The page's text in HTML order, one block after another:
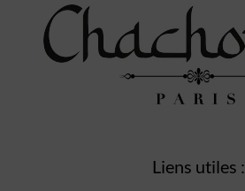
Liens utiles :